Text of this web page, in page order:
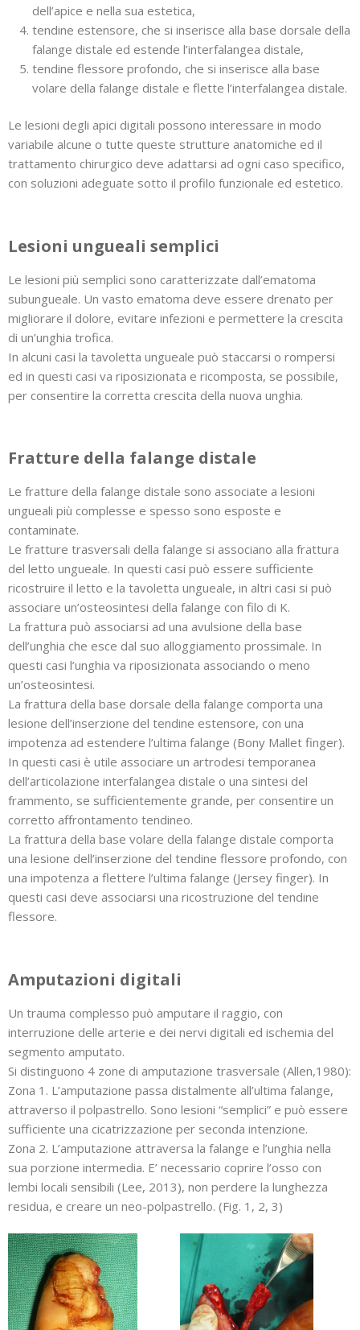
dell’apice e nella sua estetica,
tendine estensore, che si inserisce alla base dorsale della
falange distale ed estende l’interfalangea distale,
tendine flessore profondo, che si inserisce alla base
volare della falange distale e flette l’interfalangea distale.
Le lesioni degli apici digitali possono interessare in modo
variabile alcune o tutte queste strutture anatomiche ed il
trattamento chirurgico deve adattarsi ad ogni caso specifico,
con soluzioni adeguate sotto il profilo funzionale ed estetico.
Lesioni ungueali semplici
Le lesioni più semplici sono caratterizzate dall’ematoma
subungueale. Un vasto ematoma deve essere drenato per
migliorare il dolore, evitare infezioni e permettere la crescita
di un’unghia trofica.
In alcuni casi la tavoletta ungueale può staccarsi o rompersi
ed in questi casi va riposizionata e ricomposta, se possibile,
per consentire la corretta crescita della nuova unghia.
Fratture della falange distale
Le fratture della falange distale sono associate a lesioni
ungueali più complesse e spesso sono esposte e
contaminate.
Le fratture trasversali della falange si associano alla frattura
del letto ungueale. In questi casi può essere sufficiente
ricostruire il letto e la tavoletta ungueale, in altri casi si può
associare un’osteosintesi della falange con filo di K.
La frattura può associarsi ad una avulsione della base
dell’unghia che esce dal suo alloggiamento prossimale. In
questi casi l’unghia va riposizionata associando o meno
un’osteosintesi.
La frattura della base dorsale della falange comporta una
lesione dell’inserzione del tendine estensore, con una
impotenza ad estendere l’ultima falange (Bony Mallet finger).
In questi casi è utile associare un artrodesi temporanea
dell’articolazione interfalangea distale o una sintesi del
frammento, se sufficientemente grande, per consentire un
corretto affrontamento tendineo.
La frattura della base volare della falange distale comporta
una lesione dell’inserzione del tendine flessore profondo, con
una impotenza a flettere l’ultima falange (Jersey finger). In
questi casi deve associarsi una ricostruzione del tendine
flessore.
Amputazioni digitali
Un trauma complesso può amputare il raggio, con
interruzione delle arterie e dei nervi digitali ed ischemia del
segmento amputato.
Si distinguono 4 zone di amputazione trasversale (Allen,1980):
Zona 1. L’amputazione passa distalmente all’ultima falange,
attraverso il polpastrello. Sono lesioni “semplici” e può essere
sufficiente una cicatrizzazione per seconda intenzione.
Zona 2. L’amputazione attraversa la falange e l’unghia nella
sua porzione intermedia. E’ necessario coprire l’osso con
lembi locali sensibili (Lee, 2013), non perdere la lunghezza
residua, e creare un neo-polpastrello. (Fig. 1, 2, 3)